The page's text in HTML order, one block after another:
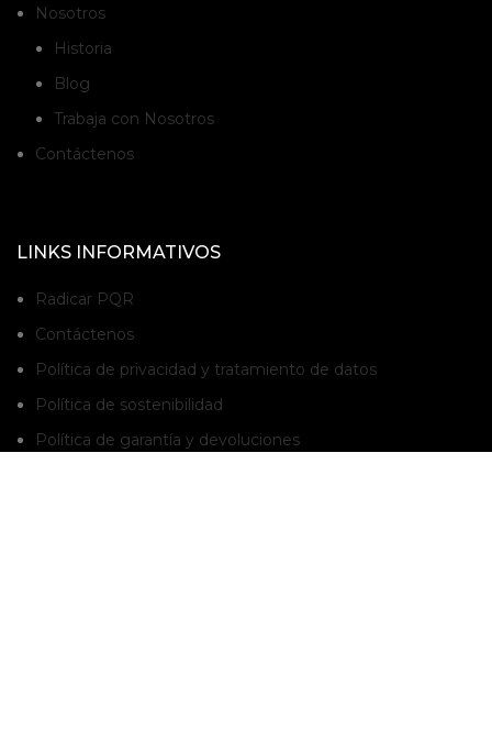
Nosotros
Historia
Blog
Trabaja con Nosotros
Contáctenos
LINKS INFORMATIVOS
Radicar PQR
Contáctenos
Política de privacidad y tratamiento de datos
Política de sostenibilidad
Política de garantía y devoluciones